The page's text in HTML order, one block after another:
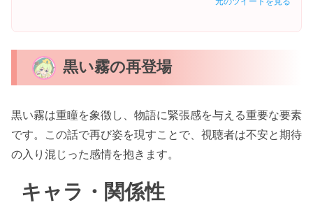
黒い霧の再登場
黒い霧は重瞳を象徴し、物語に緊張感を与える重要な要素
です。この話で再び姿を現すことで、視聴者は不安と期待
の入り混じった感情を抱きます。
キャラ・関係性